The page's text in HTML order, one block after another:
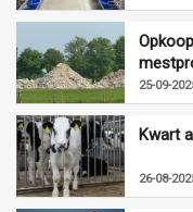
25-09-
Kwart
26-08-